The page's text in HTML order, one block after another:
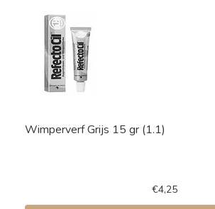
Wimperverf Grijs 15 gr (1.1)
€4,25